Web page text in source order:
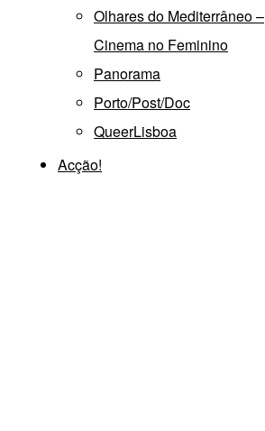
Olhares do Mediterrâneo –
Cinema no Feminino
Panorama
Porto/Post/Doc
QueerLisboa
Acção!